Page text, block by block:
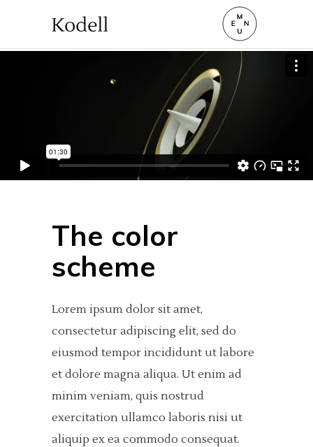
The color
scheme
Lorem ipsum dolor sit amet,
consectetur adipiscing elit, sed do
eiusmod tempor incididunt ut labore
et dolore magna aliqua. Ut enim ad
minim veniam, quis nostrud
exercitation ullamco laboris nisi ut
aliquip ex ea commodo consequat.